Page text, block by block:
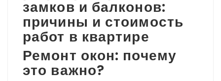
замков и балконов:
причины и стоимость
работ в квартире
Ремонт окон: почему
это важно?